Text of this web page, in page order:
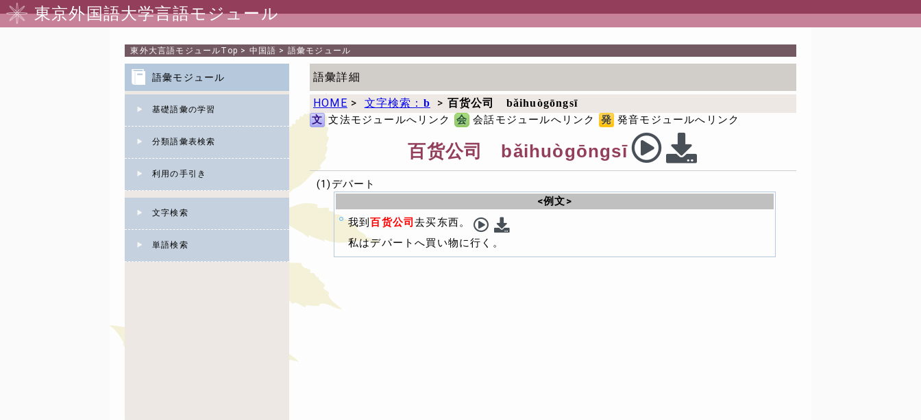
東京外国語大学言語モジュール
東外大言語モジュールTop > 中国語 > 語彙モジュール
語彙モジュール
基礎語彙の学習
分類語彙表検索
利用の手引き
文字検索
単語検索
語彙詳細
HOME > 文字検索： b > 百货公司 bǎihuògōngsī
文 文法モジュールへリンク 会 会話モジュールへリンク 発 発音モジュールへリンク
百货公司 bǎihuògōngsī
(1)デパート
<例文>
我到百货公司去买东西。
私はデパートへ買い物に行く。